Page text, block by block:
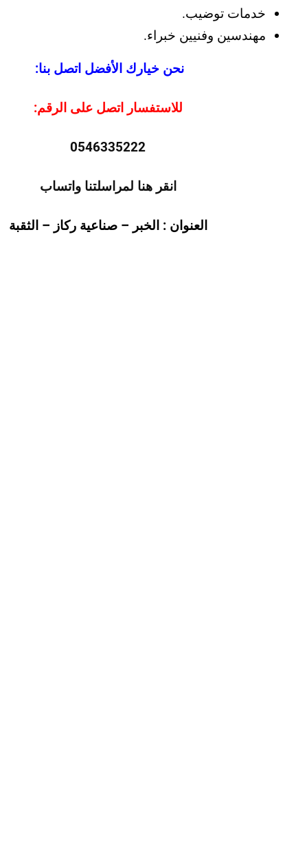
خدمات توضيب.
مهندسين وفنيين خبراء.
نحن خيارك الأفضل اتصل بنا:
للاستفسار اتصل على الرقم:
0546335222
انقر هنا لمراسلتنا واتساب
العنوان : الخبر – صناعية ركاز – الثقبة